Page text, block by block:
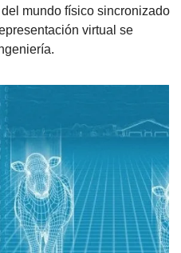
mundo físico sincronizado
virtual se